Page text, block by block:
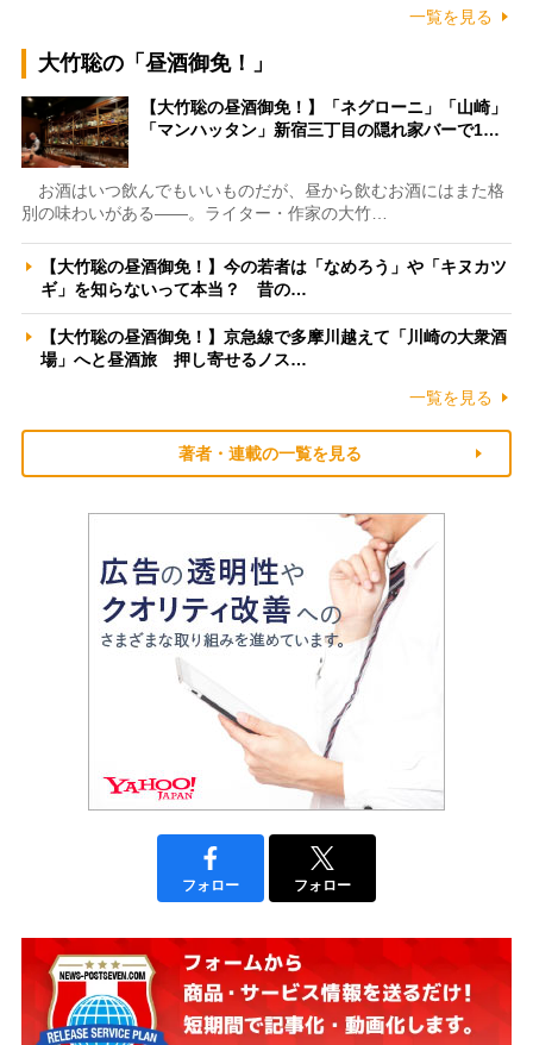
一覧を見る
大竹聡の「昼酒御免！」
【大竹聡の昼酒御免！】「ネグローニ」「山崎」
「マンハッタン」新宿三丁目の隠れ家バーで1…
お酒はいつ飲んでもいいものだが、昼から飲むお酒にはまた格
別の味わいがある――。ライター・作家の大竹…
【大竹聡の昼酒御免！】今の若者は「なめろう」や「キヌカツ
ギ」を知らないって本当？ 昔の…
【大竹聡の昼酒御免！】京急線で多摩川越えて「川崎の大衆酒
場」へと昼酒旅 押し寄せるノス…
一覧を見る
著者・連載の一覧を見る
フォロー フォロー